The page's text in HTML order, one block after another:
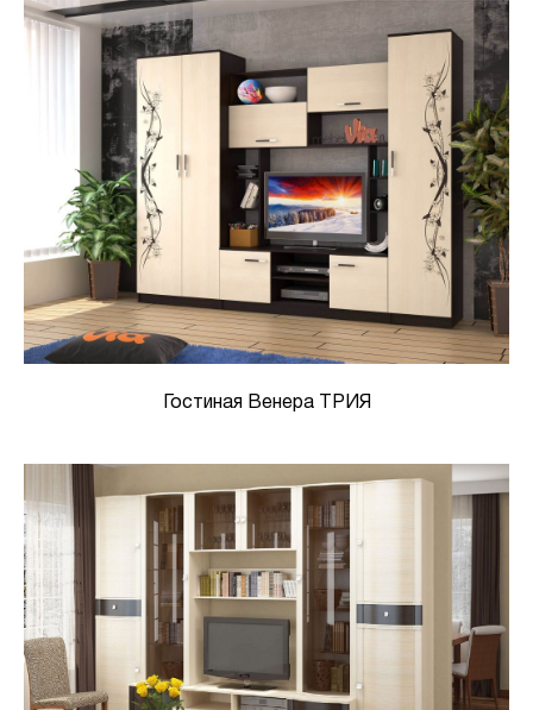
Гостиная Венера ТРИЯ